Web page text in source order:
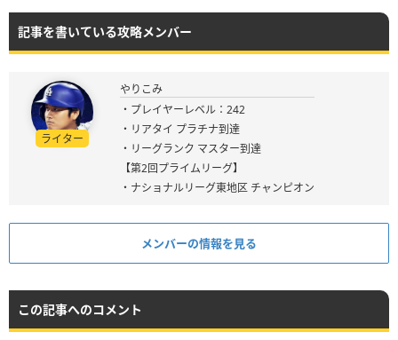
記事を書いている攻略メンバー
ライター
やりこみ
・プレイヤーレベル：242
・リアタイ プラチナ到達
・リーグランク マスター到達
【第2回プライムリーグ】
・ナショナルリーグ東地区 チャンピオン
メンバーの情報を見る
この記事へのコメント